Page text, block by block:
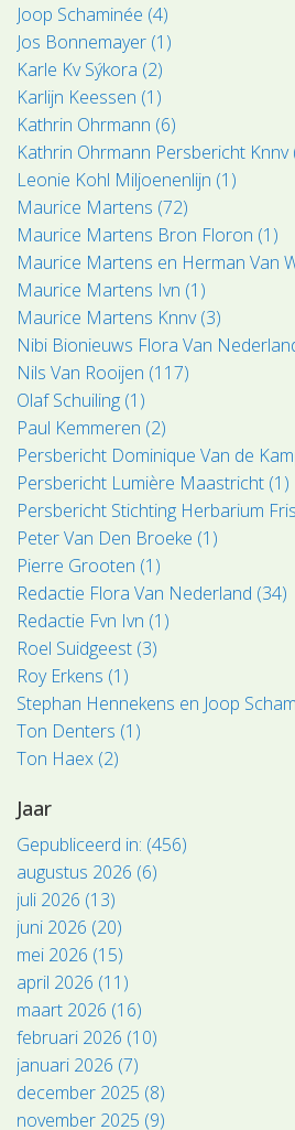
Joop Schaminée (4)
Jos Bonnemayer (1)
Karle Kv Sýkora (2)
Karlijn Keessen (1)
Kathrin Ohrmann (6)
Kathrin Ohrmann Persbericht Knnv
Leonie Kohl Miljoenenlijn (1)
Maurice Martens (72)
Maurice Martens Bron Floron (1)
Maurice Martens en Herman Van
Maurice Martens Ivn (1)
Maurice Martens Knnv (3)
Nibi Bionieuws Flora Van
Nils Van Rooijen (117)
Olaf Schuiling (1)
Paul Kemmeren (2)
Persbericht Dominique Van de
Persbericht Lumière Maastricht (1)
Persbericht Stichting Herbarium
Peter Van Den Broeke (1)
Pierre Grooten (1)
Redactie Flora Van Nederland (34)
Redactie Fvn Ivn (1)
Roel Suidgeest (3)
Roy Erkens (1)
Stephan Hennekens en Joop
Ton Denters (1)
Ton Haex (2)
Jaar
Gepubliceerd in: (456)
augustus 2026 (6)
juli 2026 (13)
juni 2026 (20)
mei 2026 (15)
april 2026 (11)
maart 2026 (16)
februari 2026 (10)
januari 2026 (7)
december 2025 (8)
november 2025 (9)